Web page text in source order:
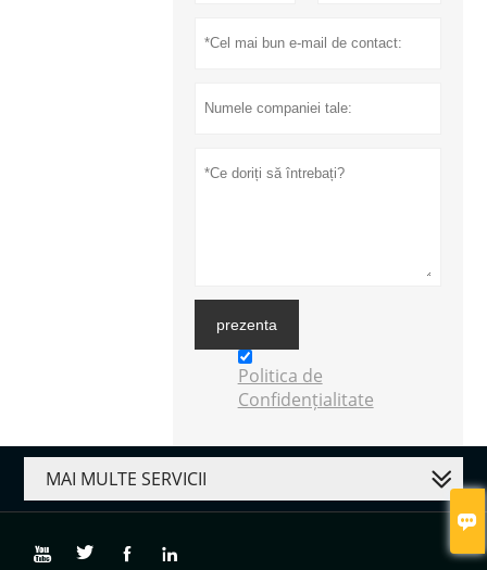

prezenta
Politica de
Confidențialitate
MAI MULTE SERVICII
   